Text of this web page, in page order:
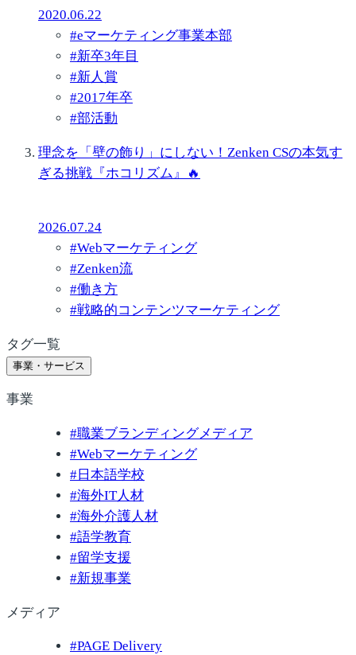
2020.06.22
#eマーケティング事業本部
#新卒3年目
#新人賞
#2017年卒
#部活動
理念を「壁の飾り」にしない！Zenken CSの本気す
ぎる挑戦『ホコリズム』🔥
2026.07.24
#Webマーケティング
#Zenken流
#働き方
#戦略的コンテンツマーケティング
タグ一覧
事業・サービス
事業
#職業ブランディングメディア
#Webマーケティング
# 日本語学校
#海外IT人材
#海外介護人材
#語学教育
#留学支援
#新規事業
メディア
#PAGE Delivery